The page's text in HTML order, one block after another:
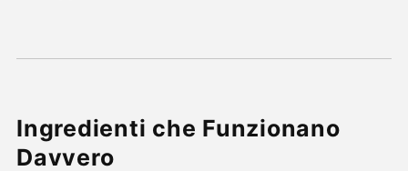
Ingredienti che Funzionano
Davvero